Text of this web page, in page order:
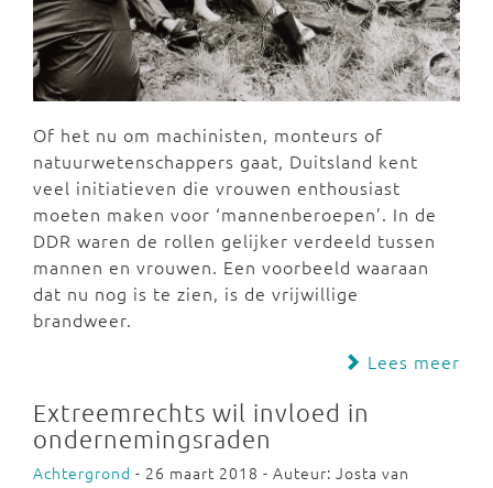
Of het nu om machinisten, monteurs of
natuurwetenschappers gaat, Duitsland kent
veel initiatieven die vrouwen enthousiast
moeten maken voor ‘mannenberoepen’. In de
DDR waren de rollen gelijker verdeeld tussen
mannen en vrouwen. Een voorbeeld waaraan
dat nu nog is te zien, is de vrijwillige
brandweer.
Lees meer
Extreemrechts wil invloed in
ondernemingsraden
Achtergrond - 26 maart 2018 - Auteur: Josta van